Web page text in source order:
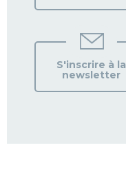
S'inscrire à la
newsletter